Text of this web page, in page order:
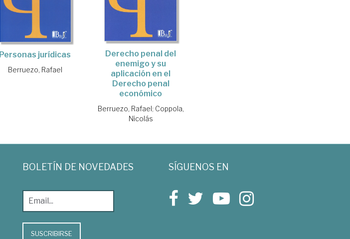
Personas jurídicas
Berruezo, Rafael
Derecho penal del
enemigo y su
aplicación en el
Derecho penal
económico
Berruezo, Rafael; Coppola,
Nicolás
BOLETÍN DE NOVEDADES
SUSCRIBIRSE
SÍGUENOS EN